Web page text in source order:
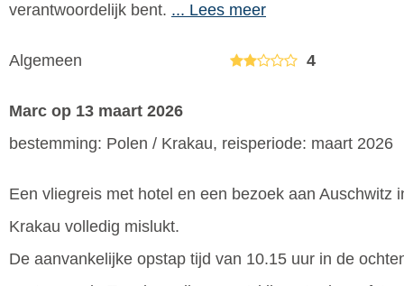
verantwoordelijk bent. ... Lees meer
Algemeen 4
Marc op 13 maart 2026
bestemming: Polen / Krakau, reisperiode: maart 2026
Een vliegreis met hotel en een bezoek aan Auschwitz
Krakau volledig mislukt.
De aanvankelijke opstap tijd van 10.15 uur in de